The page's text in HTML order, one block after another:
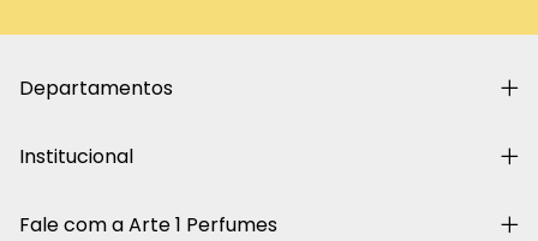
Departamentos
Institucional
Fale com a Arte 1 Perfumes